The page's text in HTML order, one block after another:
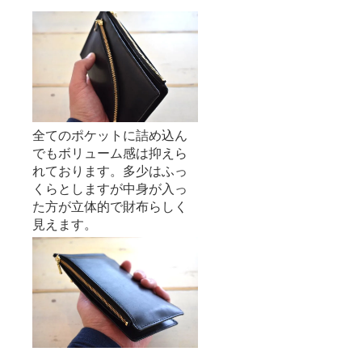
全てのポケットに詰め込ん
でもボリューム感は抑えら
れております。多少はふっ
くらとしますが中身が入っ
た方が立体的で財布らしく
見えます。